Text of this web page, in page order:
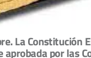
La Constitución
por las